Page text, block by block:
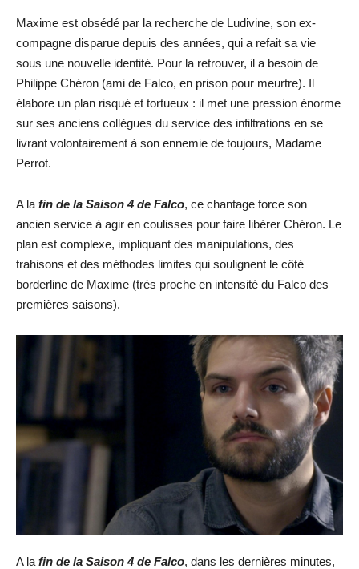
Maxime est obsédé par la recherche de Ludivine, son ex-
compagne disparue depuis des années, qui a refait sa vie
sous une nouvelle identité. Pour la retrouver, il a besoin de
Philippe Chéron (ami de Falco, en prison pour meurtre). Il
élabore un plan risqué et tortueux : il met une pression énorme
sur ses anciens collègues du service des infiltrations en se
livrant volontairement à son ennemie de toujours, Madame
Perrot.
A la fin de la Saison 4 de Falco, ce chantage force son
ancien service à agir en coulisses pour faire libérer Chéron. Le
plan est complexe, impliquant des manipulations, des
trahisons et des méthodes limites qui soulignent le côté
borderline de Maxime (très proche en intensité du Falco des
premières saisons).
A la fin de la Saison 4 de Falco, dans les dernières minutes,